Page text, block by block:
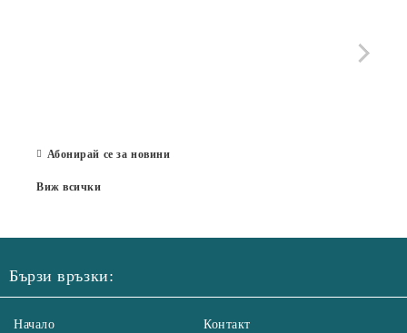
Абонирай се за новини
Виж всички
Бързи връзки:
Начало Контакт